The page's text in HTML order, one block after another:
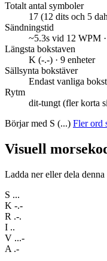
Totalt antal symboler
17 (12 dits och 5
Sändningstid
~5.3s vid 12 WPM
Längsta bokstaven
K (-.-) · 9 enheter
Sällsynta bokstäver
Endast vanliga
Rytm
dit-tungt (fler korta
Börjar med S (...) Fler ord
Visuell
Ladda ner eller dela denna
S ...
K -.-
R .-.
I ..
V ...-
A .-